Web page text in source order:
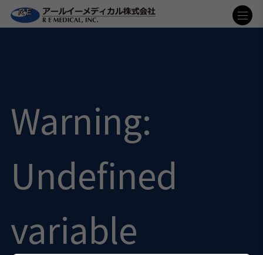
Warning:
Undefined
variable